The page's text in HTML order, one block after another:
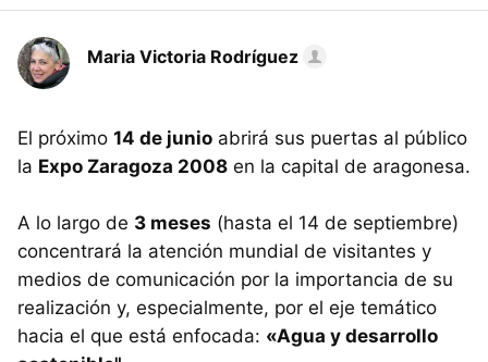
Maria Victoria Rodríguez
El próximo 14 de junio abrirá sus puertas al público
la Expo Zaragoza 2008 en la capital de aragonesa.
A lo largo de 3 meses (hasta el 14 de septiembre)
concentrará la atención mundial de visitantes y
medios de comunicación por la importancia de su
realización y, especialmente, por el eje temático
hacia el que está enfocada: «Agua y desarrollo